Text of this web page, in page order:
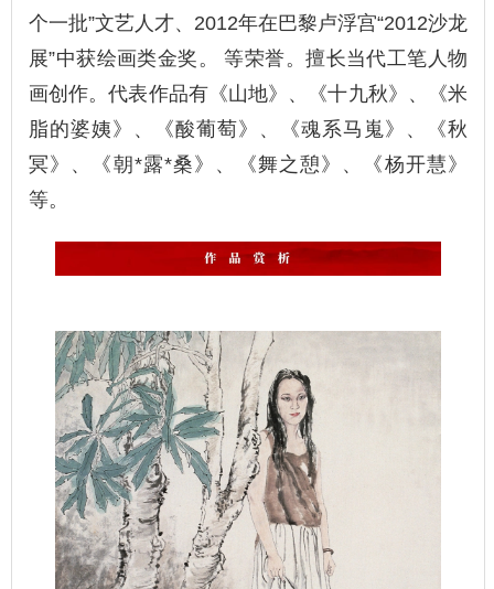
个一批”文艺人才、2012年在巴黎卢浮宫“2012沙龙
展”中获绘画类金奖。 等荣誉。擅长当代工笔人物
画创作。代表作品有《山地》、《十九秋》、《米
脂的婆姨》、《酸葡萄》、《魂系马嵬》、《秋
冥》、《朝*露*桑》、《舞之憩》、《杨开慧》
等。